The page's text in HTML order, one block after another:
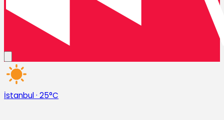
İstanbul· 25°C